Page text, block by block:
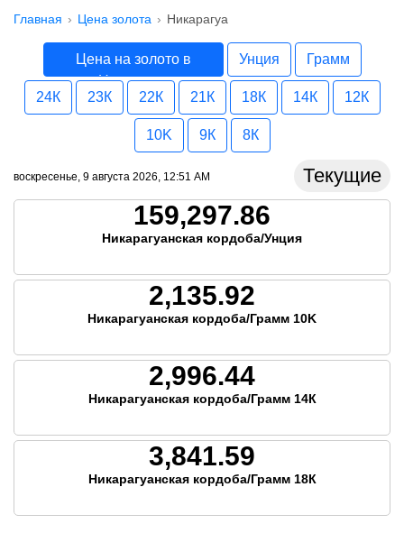
Главная Цена золота Никарагуа
Цена на золото в
Никарагуа
Унция Грамм
24К 23К 22К 21К 18К 14К 12К
10K 9К 8К
воскресенье, 9 августа 2026, 12:51 AM Текущие
159,297.86
Никарагуанская кордоба/Унция
2,135.92
Никарагуанская кордоба/Грамм 10K
2,996.44
Никарагуанская кордоба/Грамм 14К
3,841.59
Никарагуанская кордоба/Грамм 18К